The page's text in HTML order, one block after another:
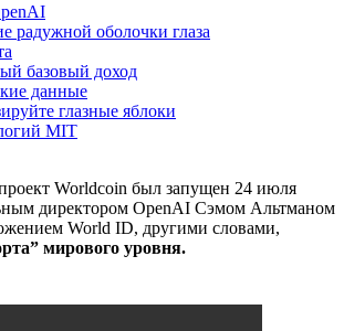
радужной оболочки глаза
базовый доход
данные
глазные яблоки
MIT
Worldcoin был запущен 24 июля
директором OpenAI Сэмом Альтманом
World ID, другими словами,
мирового уровня.